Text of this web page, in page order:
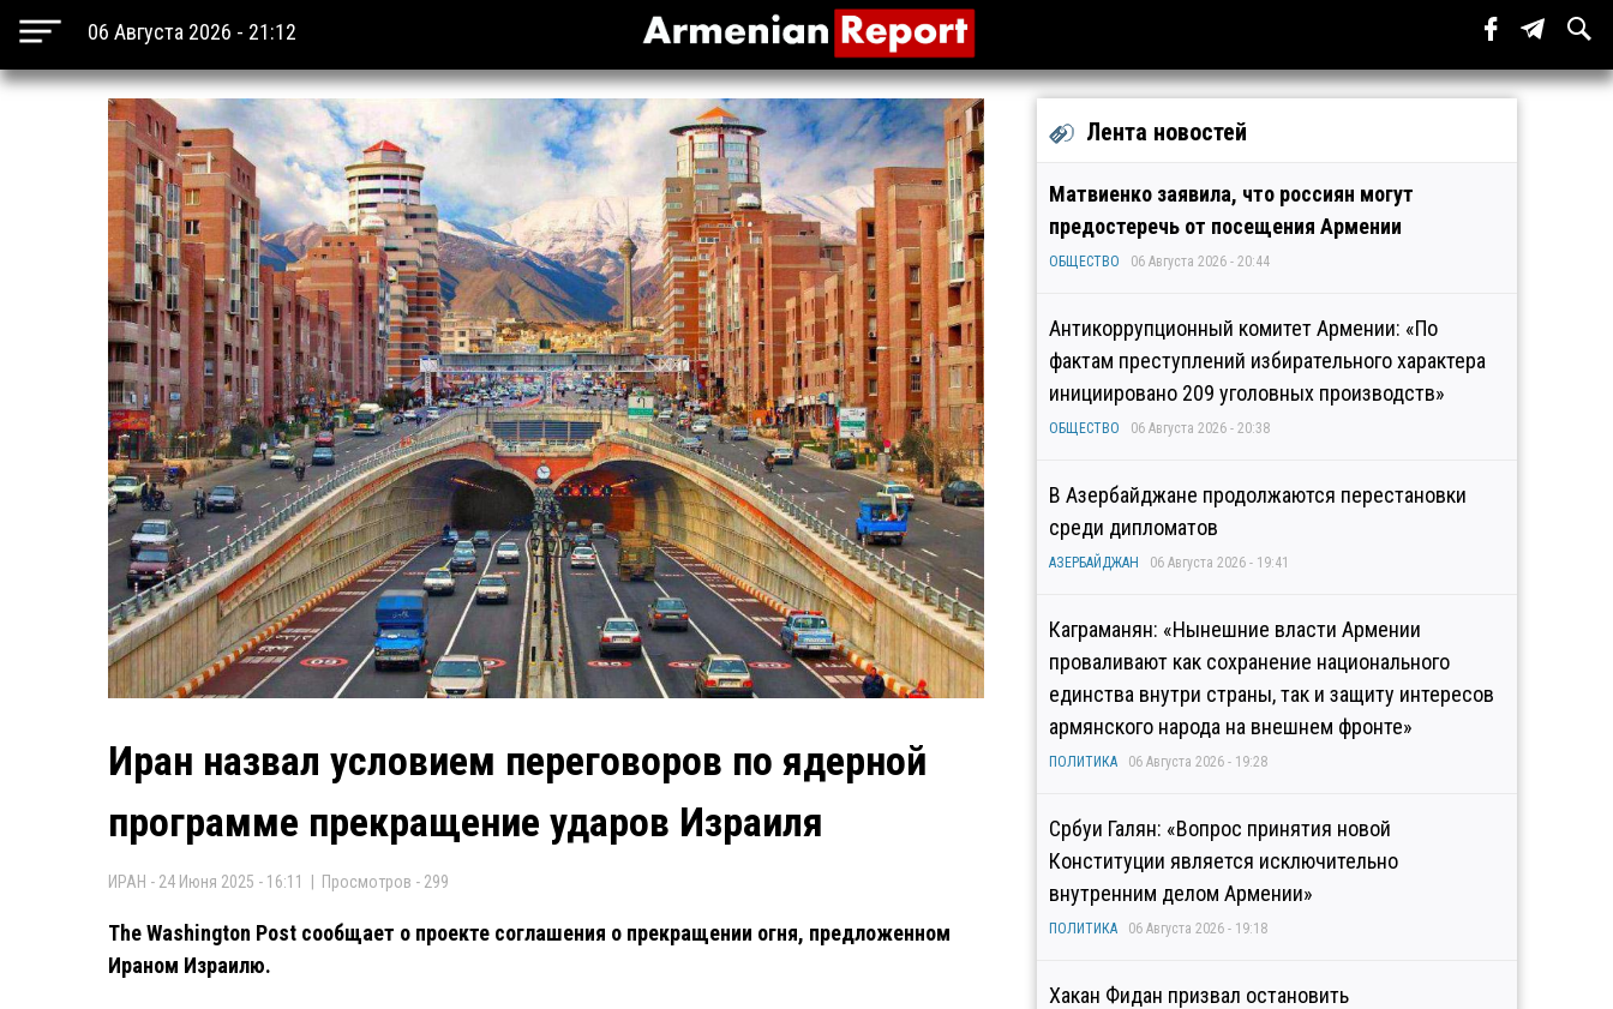
06 Августа 2026 - 21:12
Иран назвал условием переговоров по ядерной
программе прекращение ударов Израиля
ИРАН - 24 Июня 2025 - 16:11 | Просмотров - 299
The Washington Post сообщает о проекте соглашения о прекращении огня, предложенном
Ираном Израилю.
Лента новостей
Матвиенко заявила, что россиян могут
предостеречь от посещения Армении
ОБЩЕСТВО 06 Августа 2026 - 20:44
Антикоррупционный комитет Армении: «По
фактам преступлений избирательного характера
инициировано 209 уголовных производств»
ОБЩЕСТВО 06 Августа 2026 - 20:38
В Азербайджане продолжаются перестановки
среди дипломатов
АЗЕРБАЙДЖАН 06 Августа 2026 - 19:41
Каграманян: «Нынешние власти Армении
проваливают как сохранение национального
единства внутри страны, так и защиту интересов
армянского народа на внешнем фронте»
ПОЛИТИКА 06 Августа 2026 - 19:28
Србуи Галян: «Вопрос принятия новой
Конституции является исключительно
внутренним делом Армении»
ПОЛИТИКА 06 Августа 2026 - 19:18
Хакан Фидан призвал остановить